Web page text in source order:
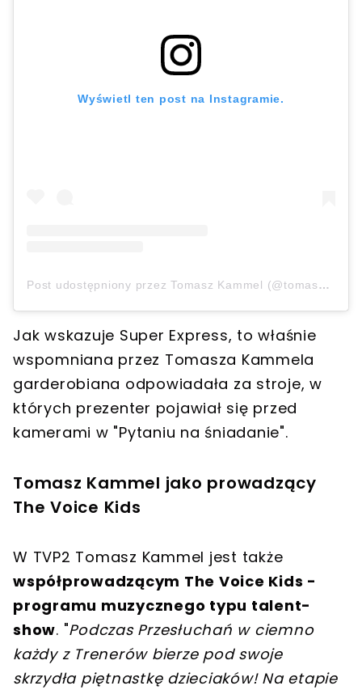
Wyświetl ten post na Instagramie.
Post udostępniony przez Tomasz Kammel (@tomaszkammel)
Jak wskazuje Super Express, to właśnie
wspomniana przez Tomasza Kammela
garderobiana odpowiadała za stroje, w
których prezenter pojawiał się przed
kamerami w "Pytaniu na śniadanie".
Tomasz Kammel jako prowadzący
The Voice Kids
W TVP2 Tomasz Kammel jest także
współprowadzącym The Voice Kids -
programu muzycznego typu talent-
show. "Podczas Przesłuchań w ciemno
każdy z Trenerów bierze pod swoje
skrzydła piętnastkę dzieciaków! Na etapie